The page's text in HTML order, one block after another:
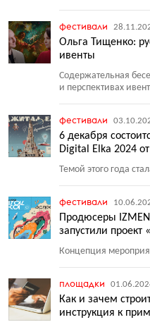
фестивали
Ольга Тищенко:
ивенты
Содержательная
и перспективах
фестивали
6 декабря
Digital Elka 2024
Темой этого года
фестивали
Продюсеры
запустили проект
Концепция
площадки
Как и зачем
инструкция к